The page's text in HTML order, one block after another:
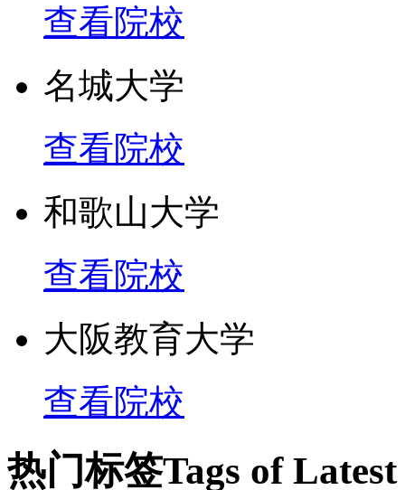
查看院校
名城大学
查看院校
和歌山大学
查看院校
大阪教育大学
查看院校
热门标签Tags of Latest